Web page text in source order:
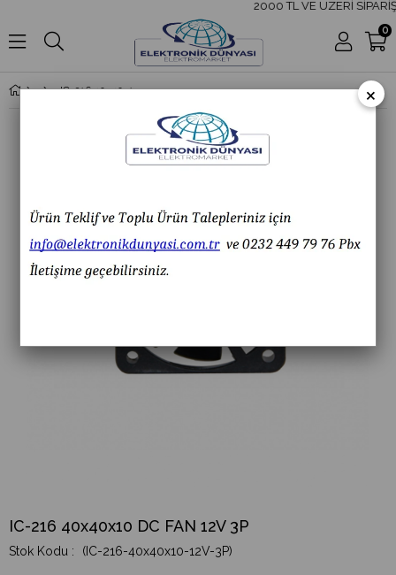
2000 TL VE ÜZERİ
0
IC-216 40x40x10 DC FAN 12V 3P
IC-216 40x40x10 DC FAN 12V 3P
(IC-216-40x40x10-12V-3P)
×